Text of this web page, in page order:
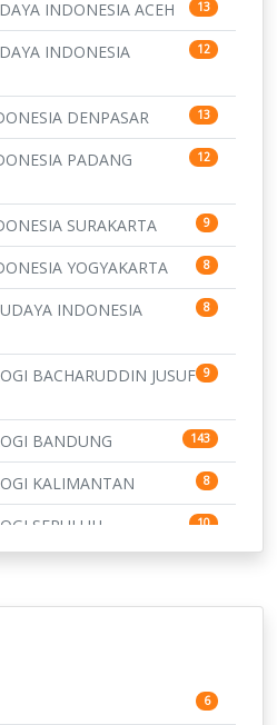
INDONESIA ACEH 13
INDONESIA
12
DENPASAR 13
PADANG
12
SURAKARTA 9
YOGYAKARTA 8
INDONESIA
8
BACHARUDDIN JUSUF 9
BANDUNG 143
KALIMANTAN 8
SEPULUH
10
3
6